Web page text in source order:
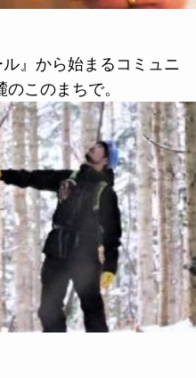
』から始まるコミュニ
このまちで。